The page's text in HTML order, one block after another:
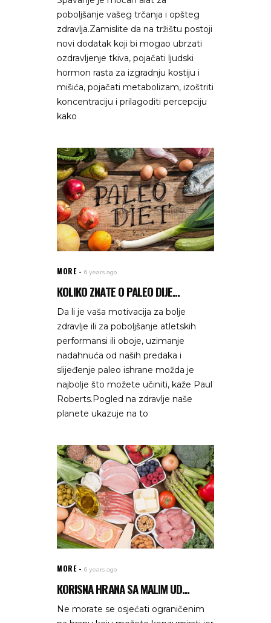
poboljšanje vašeg trčanja i opšteg
zdravlja.Zamislite da na tržištu postoji
novi dodatak koji bi mogao ubrzati
ozdravljenje tkiva, pojačati ljudski
hormon rasta za izgradnju kostiju i
mišića, pojačati metabolizam, izoštriti
koncentraciju i prilagoditi percepciju
kako
MORE 6 years ago
KOLIKO ZNATE O PALEO DIJE...
Da li je vaša motivacija za bolje
zdravlje ili za poboljšanje atletskih
performansi ili oboje, uzimanje
nadahnuća od naših predaka i
slijeđenje paleo ishrane možda je
najbolje što možete učiniti, kaže Paul
Roberts.Pogled na zdravlje naše
planete ukazuje na to
MORE 6 years ago
KORISNA HRANA SA MALIM UD...
Ne morate se osjećati ograničenim